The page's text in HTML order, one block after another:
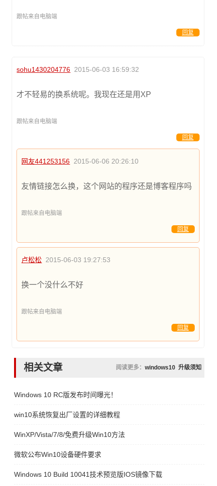
跟帖来自电脑端
回复
sohu1430204776 2015-06-03 16:59:32
才不轻易的换系统呢。我现在还是用XP
跟帖来自电脑端
回复
网友441253156 2015-06-06 20:26:10
友情链接怎么换，这个网站的程序还是博客程序吗
跟帖来自电脑端
回复
卢松松 2015-06-03 19:27:53
换一个没什么不好
跟帖来自电脑端
回复
相关文章 阅读更多： windows10 升级须知
Windows 10 RC版发布时间曝光！
win10系统恢复出厂设置的详细教程
WinXP/Vista/7/8/免费升级Win10方法
微软公布Win10设备硬件要求
Windows 10 Build 10041技术预览版IOS镜像下载